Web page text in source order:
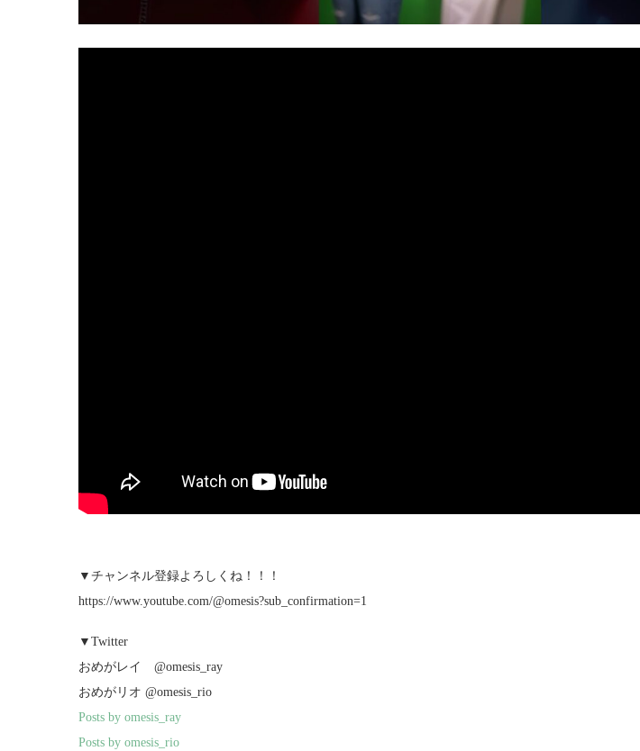
▼チャンネル登録よろしくね！！！
https://www.youtube.com/@omesis?sub_confirmation=1
▼Twitter
おめがレイ @omesis_ray
おめがリオ @omesis_rio
Posts by omesis_ray
Posts by omesis_rio